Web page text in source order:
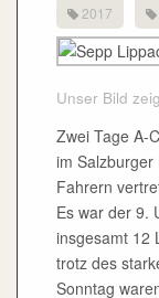
2017
Unser Bild
Zwei Tage A-
im Salzburger
Fahrern
Es war der 9.
insgesamt 12
trotz des
Sonntag